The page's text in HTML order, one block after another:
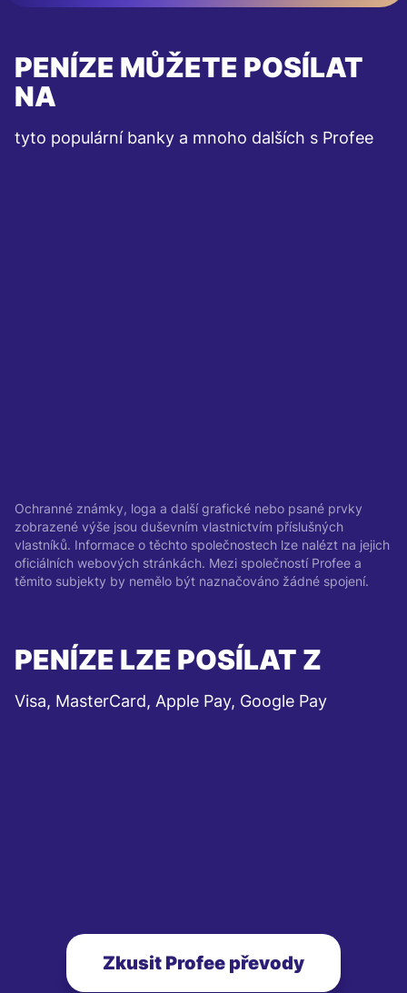
PENÍZE MŮŽETE POSÍLAT
NA
tyto populární banky a mnoho dalších s Profee
Ochranné známky, loga a další grafické nebo psané prvky
zobrazené výše jsou duševním vlastnictvím příslušných
vlastníků. Informace o těchto společnostech lze nalézt na jejich
oficiálních webových stránkách. Mezi společností Profee a
těmito subjekty by nemělo být naznačováno žádné spojení.
PENÍZE LZE POSÍLAT Z
Visa, MasterCard, Apple Pay, Google Pay
Zkusit Profee převody